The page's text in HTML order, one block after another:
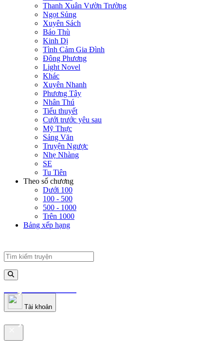
Thanh Xuân Vườn Trường
Ngọt Sủng
Xuyên Sách
Báo Thù
Kinh Dị
Tình Cảm Gia Đình
Đông Phương
Light Novel
Khác
Xuyên Nhanh
Phương Tây
Nhân Thú
Tiểu thuyết
Cưới trước yêu sau
Mỹ Thực
Sảng Văn
Truyện Ngược
Nhẹ Nhàng
SE
Tu Tiên
Theo số chương
Dưới 100
100 - 500
500 - 1000
Trên 1000
Bảng xếp hạng
truyenfullz.com
Tài khoản
truyenfullz.com